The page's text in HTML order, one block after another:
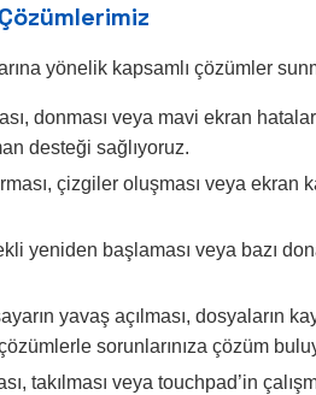
yönelik kapsamlı çözümler
donması veya mavi ekran
desteği sağlıyoruz.
çizgiler oluşması veya ekran
yeniden başlaması veya bazı
yavaş açılması, dosyaların
sorunlarınıza çözüm
takılması veya touchpad’in